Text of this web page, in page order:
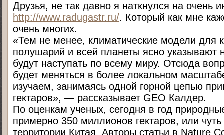
Друзья, не так давно я наткнулся на очень
http://www.radugastr.ru/. Который как мне
очень многих.
«Тем не менее, климатические модели для
полушарий и всей планеты ясно указывают
будут наступать по всему миру. Отсюда
будет меняться в более локальном
изучаем, занимаясь одной горной цепью
гектаров», — рассказывает GEO Калдер.
По оценкам ученых, сегодня в год
примерно 350 миллионов гектаров, или
территории Китая. Авторы статьи в Nature